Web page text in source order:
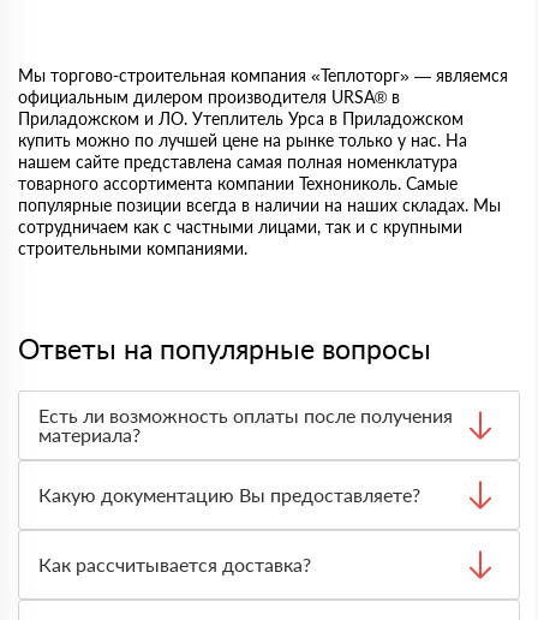
Мы торгово-строительная компания «Теплоторг» — являемся
официальным дилером производителя URSA® в
Приладожском и ЛО. Утеплитель Урса в Приладожском
купить можно по лучшей цене на рынке только у нас. На
нашем сайте представлена самая полная номенклатура
товарного ассортимента компании Технониколь. Самые
популярные позиции всегда в наличии на наших складах. Мы
сотрудничаем как с частными лицами, так и с крупными
строительными компаниями.
Ответы на популярные вопросы
Есть ли возможность оплаты после получения
материала?
оплата по факту получения товара. При этом, если
доставленный товар был ненадлежащего качества, то
Вы вправе от него отказаться.
Какую документацию Вы предоставляете?
сертификаты и паспорта качества, а также товарно-
транспортную накладную.
Как рассчитывается доставка?